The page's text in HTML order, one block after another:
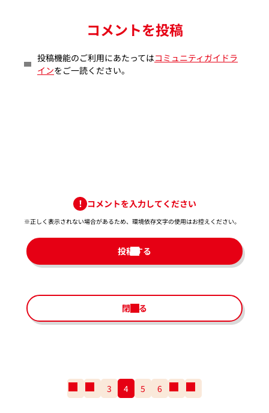
コメントを投稿
投稿機能のご利用にあたってはコミュニティガイドラ
インをご一読ください。
コメントを入力してください
※正しく表示されない場合があるため、環境依存文字の使用はお控えください。​
投稿する
閉じる
番
の
3 4 5 6
の
番